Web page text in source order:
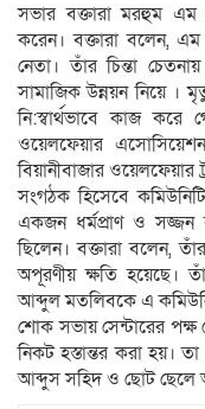
সভার বক্তারা মরহুম
করেন। বক্তারা বলেন,
নেতা। তাঁর চিন্তা
সামাজিক উন্নয়ন নিয়ে ।
নি:স্বার্থভাবে কাজ করে
ওয়েলফেয়ার
বিয়ানীবাজার
সংগঠক হিসেবে
একজন ধর্মপ্রাণ ও সজ্জন
ছিলেন। বক্তারা বলেন,
অপূরণীয় ক্ষতি হয়েছে।
আব্দুল মতলিবকে এ
শোক সভায় সেন্টারের
নিকট হস্তান্তর করা হয়।
আব্দুস সহিদ ও ছোট ছেলে